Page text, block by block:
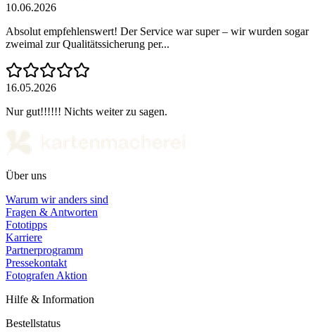
10.06.2026
Absolut empfehlenswert! Der Service war super – wir wurden sogar
zweimal zur Qualitätssicherung per...
16.05.2026
Nur gut!!!!!! Nichts weiter zu sagen.
Über uns
Warum wir anders sind
Fragen & Antworten
Fototipps
Karriere
Partnerprogramm
Pressekontakt
Fotografen Aktion
Hilfe & Information
Bestellstatus